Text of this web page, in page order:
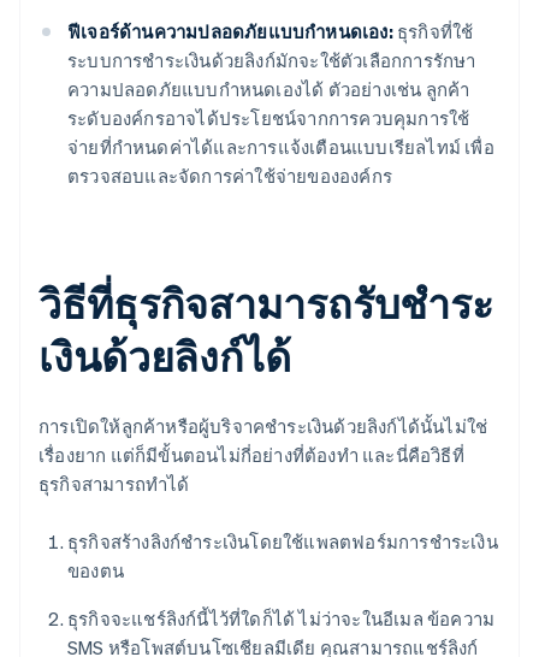
ฟีเจอร์ด้านความปลอดภัยแบบกำหนดเอง:ธุรกิจที่ใช้
ระบบการชำระเงินด้วยลิงก์มักจะใช้ตัวเลือกการรักษา
ความปลอดภัยแบบกำหนดเองได้ ตัวอย่างเช่น ลูกค้า
ระดับองค์กรอาจได้ประโยชน์จากการควบคุมการใช้
จ่ายที่กำหนดค่าได้และการแจ้งเตือนแบบเรียลไทม์ เพื่อ
ตรวจสอบและจัดการค่าใช้จ่ายขององค์กร
วิธีที่ธุรกิจสามารถรับชำระ
เงินด้วยลิงก์ได้
การเปิดให้ลูกค้าหรือผู้บริจาคชำระเงินด้วยลิงก์ได้นั้นไม่ใช่
เรื่องยาก แต่ก็มีขั้นตอนไม่กี่อย่างที่ต้องทำ และนี่คือวิธีที่
ธุรกิจสามารถทำได้
ธุรกิจสร้างลิงก์ชำระเงินโดยใช้แพลตฟอร์มการชำระเงิน
ของตน
ธุรกิจจะแชร์ลิงก์นี้ไว้ที่ใดก็ได้ ไม่ว่าจะในอีเมล ข้อความ
SMS หรือโพสต์บนโซเชียลมีเดีย คุณสามารถแชร์ลิงก์